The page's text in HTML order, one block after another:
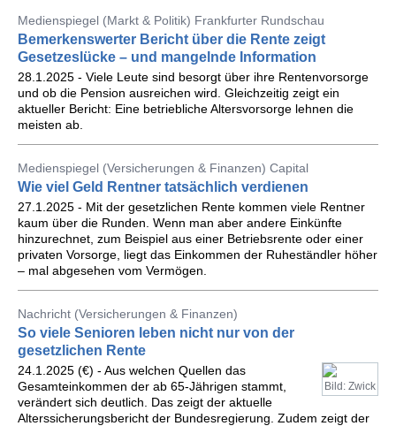
Medienspiegel (Markt & Politik) Frankfurter Rundschau
Bemerkenswerter Bericht über die Rente zeigt
Gesetzeslücke – und mangelnde Information
28.1.2025 - Viele Leute sind besorgt über ihre Rentenvorsorge
und ob die Pension ausreichen wird. Gleichzeitig zeigt ein
aktueller Bericht: Eine betriebliche Altersvorsorge lehnen die
meisten ab.
Medienspiegel (Versicherungen & Finanzen) Capital
Wie viel Geld Rentner tatsächlich verdienen
27.1.2025 - Mit der gesetzlichen Rente kommen viele Rentner
kaum über die Runden. Wenn man aber andere Einkünfte
hinzurechnet, zum Beispiel aus einer Betriebsrente oder einer
privaten Vorsorge, liegt das Einkommen der Ruheständler höher
– mal abgesehen vom Vermögen.
Nachricht (Versicherungen & Finanzen)
So viele Senioren leben nicht nur von der
gesetzlichen Rente
Bild: Zwick
24.1.2025 (€) - Aus welchen Quellen das
Gesamteinkommen der ab 65-Jährigen stammt,
verändert sich deutlich. Das zeigt der aktuelle
Alterssicherungsbericht der Bundesregierung. Zudem zeigt der